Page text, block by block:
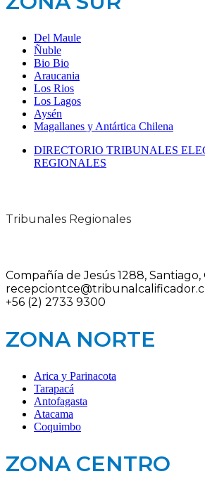
Del Maule
Ñuble
Bio Bio
Araucania
Los Rios
Los Lagos
Aysén
Magallanes y Antártica Chilena
DIRECTORIO TRIBUNALES
REGIONALES
Tribunales Regionales
Compañía de Jesús 1288, Santiago,
recepciontce@tribunalcalificador.cl
+56 (2) 2733 9300
ZONA NORTE
Arica y Parinacota
Tarapacá
Antofagasta
Atacama
Coquimbo
ZONA CENTRO